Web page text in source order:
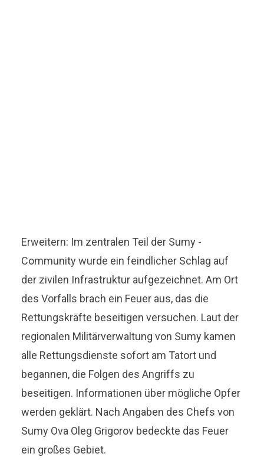
Erweitern: Im zentralen Teil der Sumy -
Community wurde ein feindlicher Schlag auf
der zivilen Infrastruktur aufgezeichnet. Am Ort
des Vorfalls brach ein Feuer aus, das die
Rettungskräfte beseitigen versuchen. Laut der
regionalen Militärverwaltung von Sumy kamen
alle Rettungsdienste sofort am Tatort und
begannen, die Folgen des Angriffs zu
beseitigen. Informationen über mögliche Opfer
werden geklärt. Nach Angaben des Chefs von
Sumy Ova Oleg Grigorov bedeckte das Feuer
ein großes Gebiet.